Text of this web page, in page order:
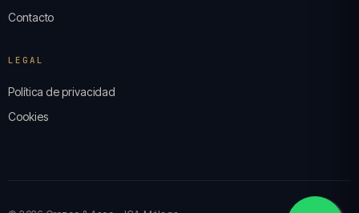
Contacto
LEGAL
Política de privacidad
Cookies